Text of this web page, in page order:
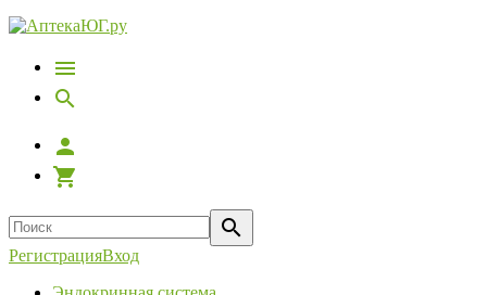
РегистрацияВход